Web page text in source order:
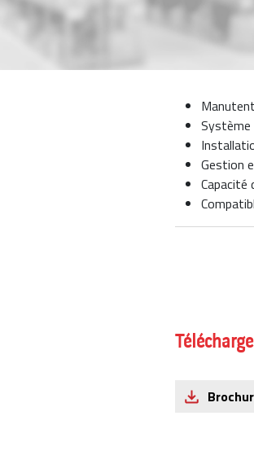
Système
Gestion
Capacité